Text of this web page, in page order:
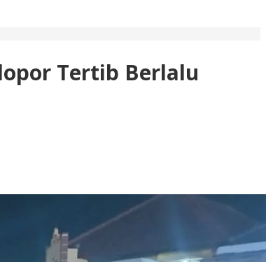
Tertib Berlalu